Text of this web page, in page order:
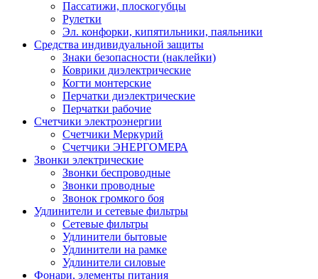
Пассатижи, плоскогубцы
Рулетки
Эл. конфорки, кипятильники, паяльники
Средства индивидуальной защиты
Знаки безопасности (наклейки)
Коврики диэлектрические
Когти монтерские
Перчатки диэлектрические
Перчатки рабочие
Счетчики электроэнергии
Счетчики Меркурий
Счетчики ЭНЕРГОМЕРА
Звонки электрические
Звонки беспроводные
Звонки проводные
Звонок громкого боя
Удлинители и сетевые фильтры
Сетевые фильтры
Удлинители бытовые
Удлинители на рамке
Удлинители силовые
Фонари, элементы питания